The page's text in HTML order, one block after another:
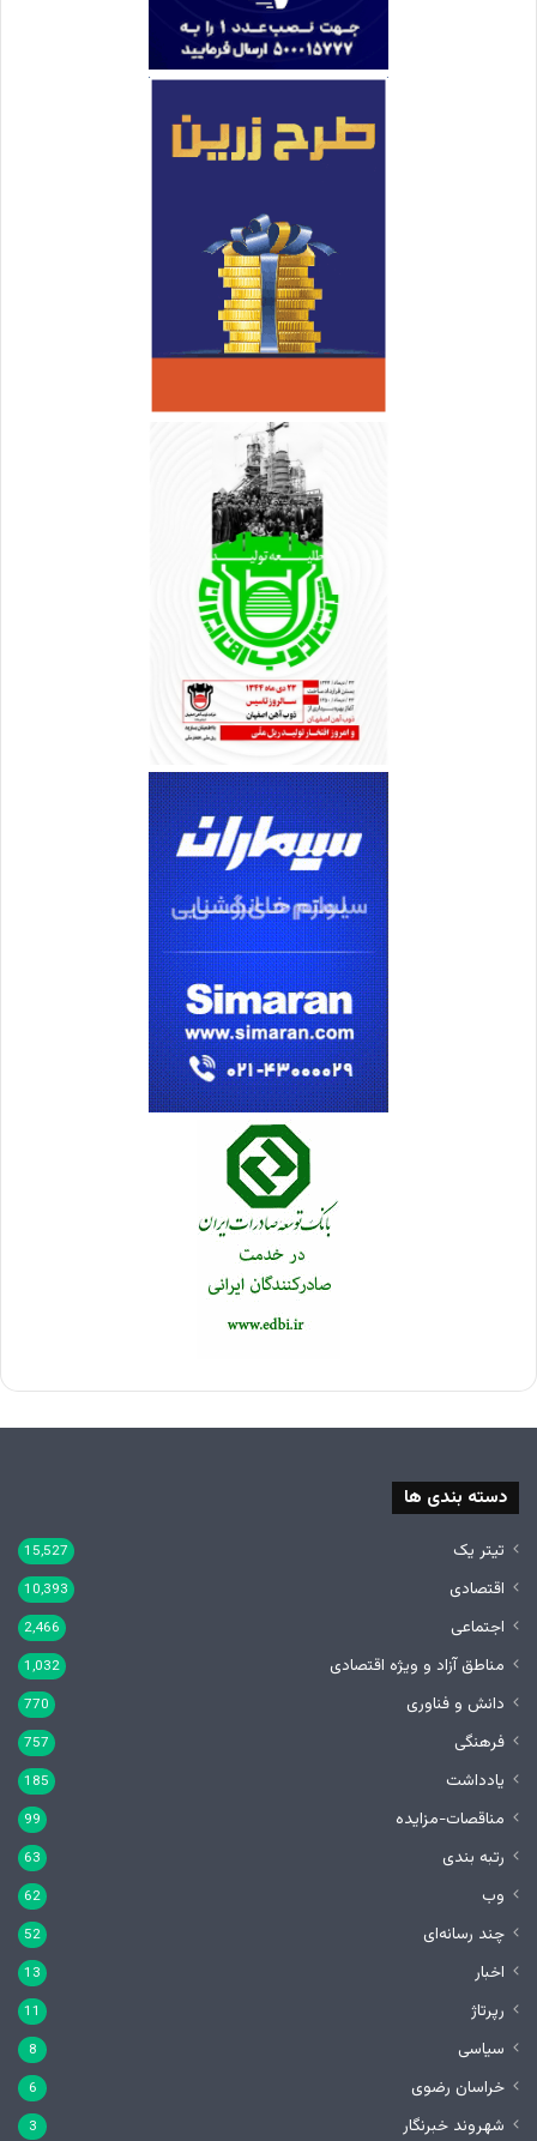
دسته بندی ها
تیتر یک 15,527
اقتصادی 10,393
اجتماعی 2,466
مناطق آزاد و ویژه اقتصادی 1,032
دانش و فناوری 770
فرهنگی 757
یادداشت 185
مناقصات-مزایده 99
رتبه بندی 63
وب 62
چند رسانه‌ای 52
اخبار 13
رپرتاژ 11
سیاسی 8
خراسان رضوی 6
شهروند خبرنگار 3